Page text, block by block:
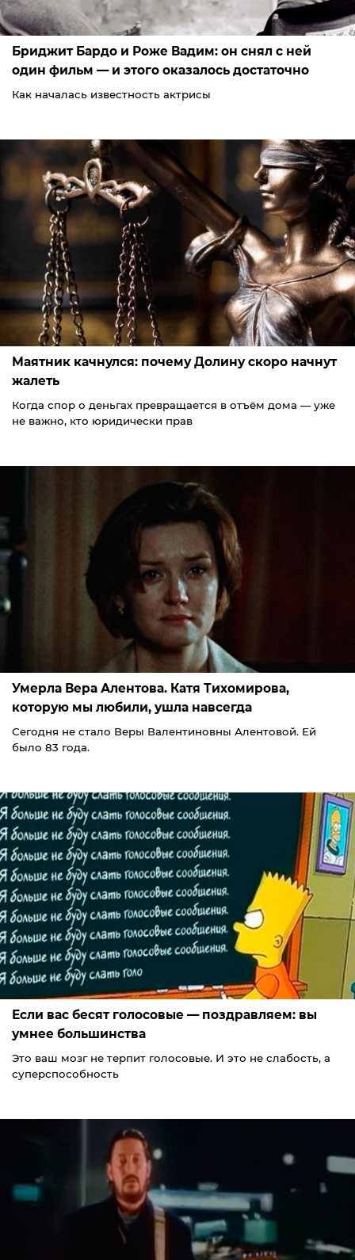
Бриджит Бардо и Роже Вадим: он снял с ней
один фильм — и этого оказалось достаточно
Как началась известность актрисы
Маятник качнулся: почему Долину скоро начнут
жалеть
Когда спор о деньгах превращается в отъём дома — уже
не важно, кто юридически прав
Умерла Вера Алентова. Катя Тихомирова,
которую мы любили, ушла навсегда
Сегодня не стало Веры Валентиновны Алентовой. Ей
было 83 года.
Если вас бесят голосовые — поздравляем: вы
умнее большинства
Это ваш мозг не терпит голосовые. И это не слабость, а
суперспособность